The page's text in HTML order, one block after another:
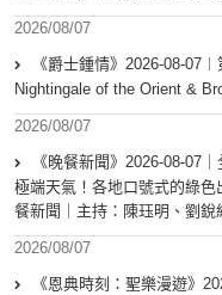
2026/08/07
《爵士鍾情》2026-08-
Nightingale of the Orient &
2026/08/07
《晚餐新聞》2026-08-07
極端天氣！各地口號式的綠
餐新聞｜主持：陳珏明、劉銳
2026/08/07
《恩典時刻：聖樂漫遊》